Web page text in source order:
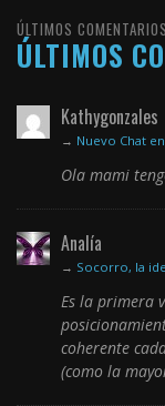
ÚLTIMOS COMENTARIOS
ÚLTIMOS
Kathygonzales
→ Nuevo Chat
Ola mami
Analía
→ Socorro, la
Es la primera
coherente
(como la